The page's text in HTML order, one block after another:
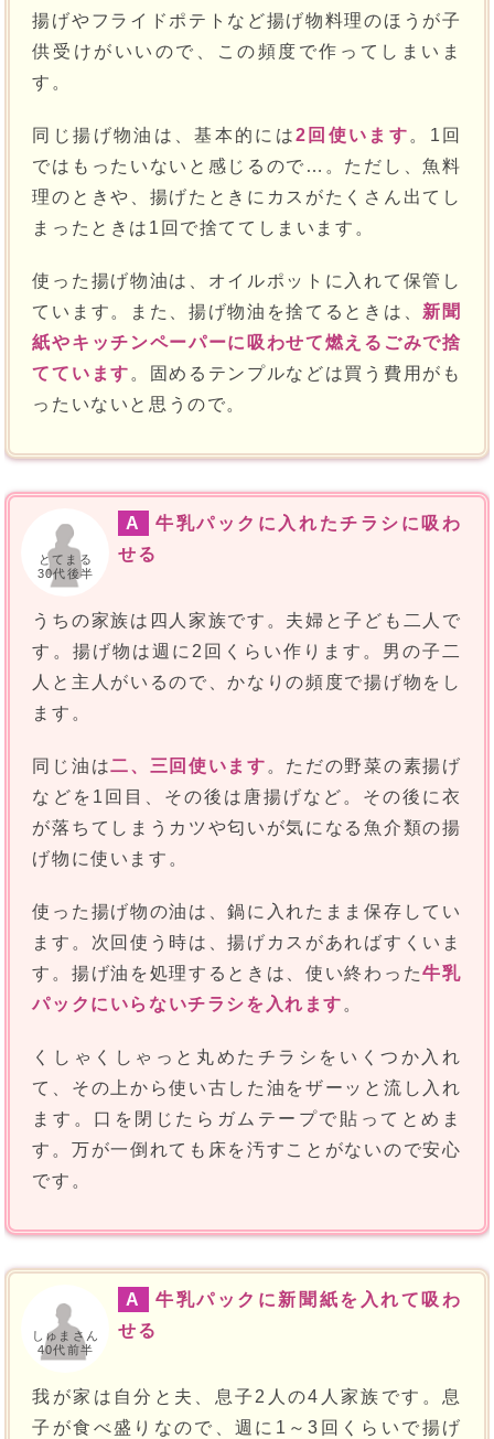
揚げやフライドポテトなど揚げ物料理のほうが子
供受けがいいので、この頻度で作ってしまいま
す。
同じ揚げ物油は、基本的には2回使います。1回
ではもったいないと感じるので…。ただし、魚料
理のときや、揚げたときにカスがたくさん出てし
まったときは1回で捨ててしまいます。
使った揚げ物油は、オイルポットに入れて保管し
ています。また、揚げ物油を捨てるときは、新聞
紙やキッチンペーパーに吸わせて燃えるごみで捨
てています。固めるテンプルなどは買う費用がも
ったいないと思うので。
とてまる
30代後半
A
牛乳パックに入れたチラシに吸わ
せる
うちの家族は四人家族です。夫婦と子ども二人で
す。揚げ物は週に2回くらい作ります。男の子二
人と主人がいるので、かなりの頻度で揚げ物をし
ます。
同じ油は二、三回使います。ただの野菜の素揚げ
などを1回目、その後は唐揚げなど。その後に衣
が落ちてしまうカツや匂いが気になる魚介類の揚
げ物に使います。
使った揚げ物の油は、鍋に入れたまま保存してい
ます。次回使う時は、揚げカスがあればすくいま
す。揚げ油を処理するときは、使い終わった牛乳
パックにいらないチラシを入れます。
くしゃくしゃっと丸めたチラシをいくつか入れ
て、その上から使い古した油をザーッと流し入れ
ます。口を閉じたらガムテープで貼ってとめま
す。万が一倒れても床を汚すことがないので安心
です。
しゅまさん
40代前半
A
牛乳パックに新聞紙を入れて吸わ
せる
我が家は自分と夫、息子2人の4人家族です。息
子が食べ盛りなので、週に1～3回くらいで揚げ